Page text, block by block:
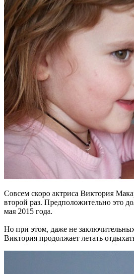
Совсем скоро актриса Виктория
второй раз. Предположительно это
мая 2015 года.
Но при этом, даже не
Виктория продолжает летать